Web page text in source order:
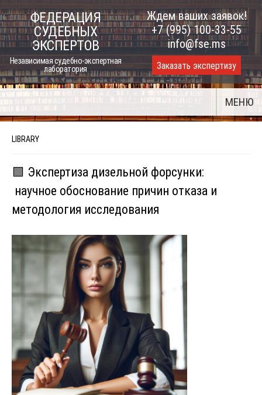
Skip
to
content
ФЕДЕРАЦИЯ
СУДЕБНЫХ
ЭКСПЕРТОВ
Независимая судебно-экспертная
лаборатория
Ждем ваших заявок!
+7 (995) 100-33-55
info@fse.ms
Заказать экспертизу
МЕНЮ
LIBRARY
🟩 Экспертиза дизельной форсунки:
научное обоснование причин отказа и
методология исследования